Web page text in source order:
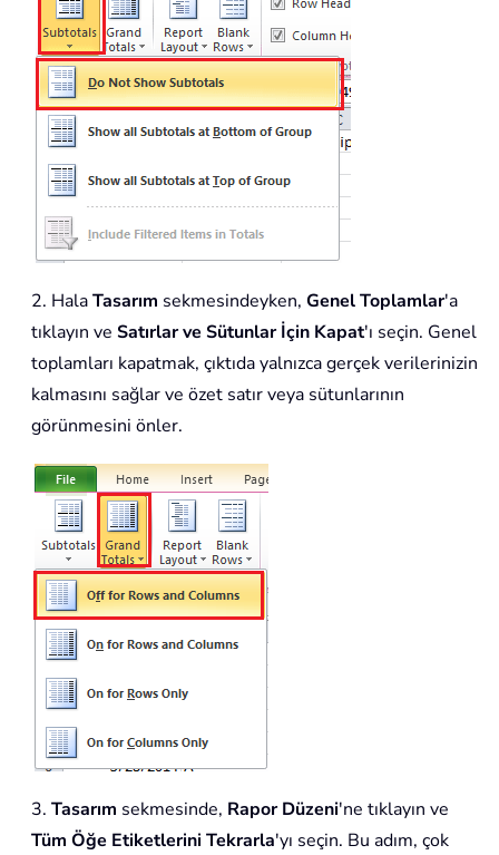
2. HalaTasarım sekmesindeyken, Genel Toplamlar'a
tıklayın ve Satırlar ve Sütunlar İçin Kapat'ı seçin. Genel
toplamları kapatmak, çıktıda yalnızca gerçek verilerinizin
kalmasını sağlar ve özet satır veya sütunlarının
görünmesini önler.
3. Tasarım sekmesinde, Rapor Düzeni'ne tıklayın ve
Tüm Öğe Etiketlerini Tekrarla'yı seçin. Bu adım, çok